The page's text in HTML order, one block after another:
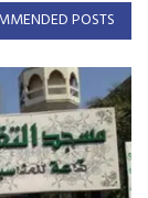
POSTS